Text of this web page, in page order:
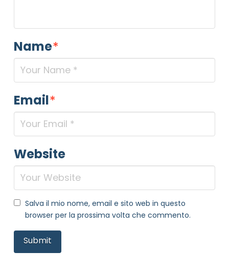
Name*
Email*
Website
Salva il mio nome, email e sito web in questo
browser per la prossima volta che commento.